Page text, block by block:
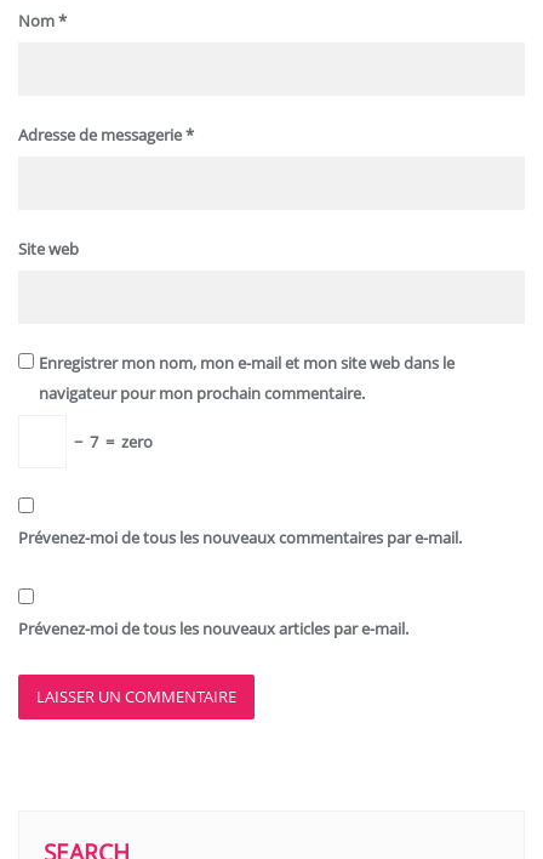
Nom*
Adresse de messagerie*
Site web
Enregistrer mon nom, mon e-mail et mon site web dans le
navigateur pour mon prochain commentaire.
− 7 = zero
Prévenez-moi de tous les nouveaux commentaires par e-mail.
Prévenez-moi de tous les nouveaux articles par e-mail.
SEARCH